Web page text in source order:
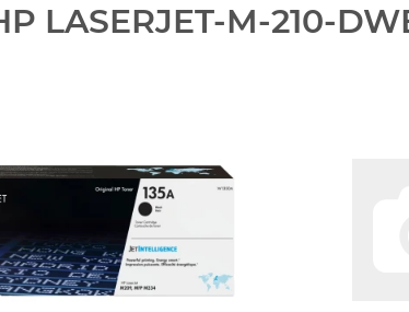
LASERJET-M-210-